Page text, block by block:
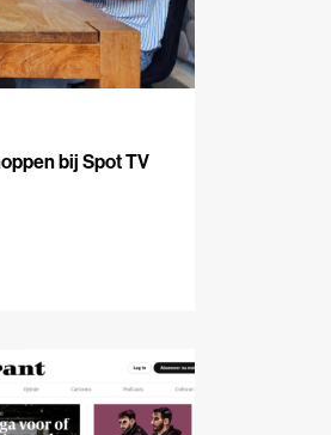
bij Spot TV